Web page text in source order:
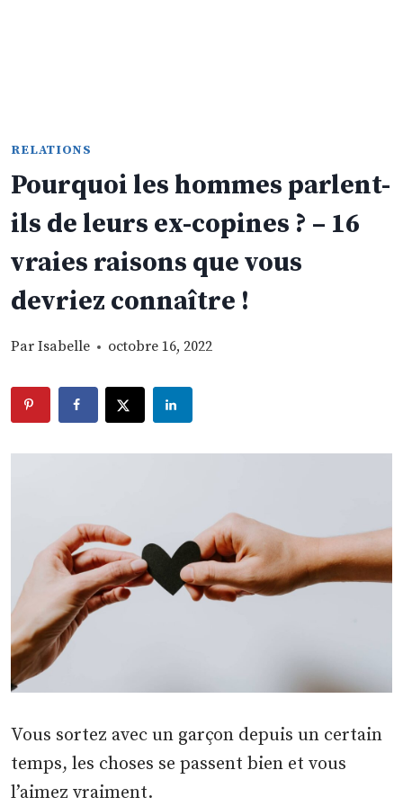
RELATIONS
Pourquoi les hommes parlent-
ils de leurs ex-copines ? – 16
vraies raisons que vous
devriez connaître !
Par Isabelle octobre 16, 2022
Vous sortez avec un garçon depuis un certain
temps, les choses se passent bien et vous
l’aimez vraiment.